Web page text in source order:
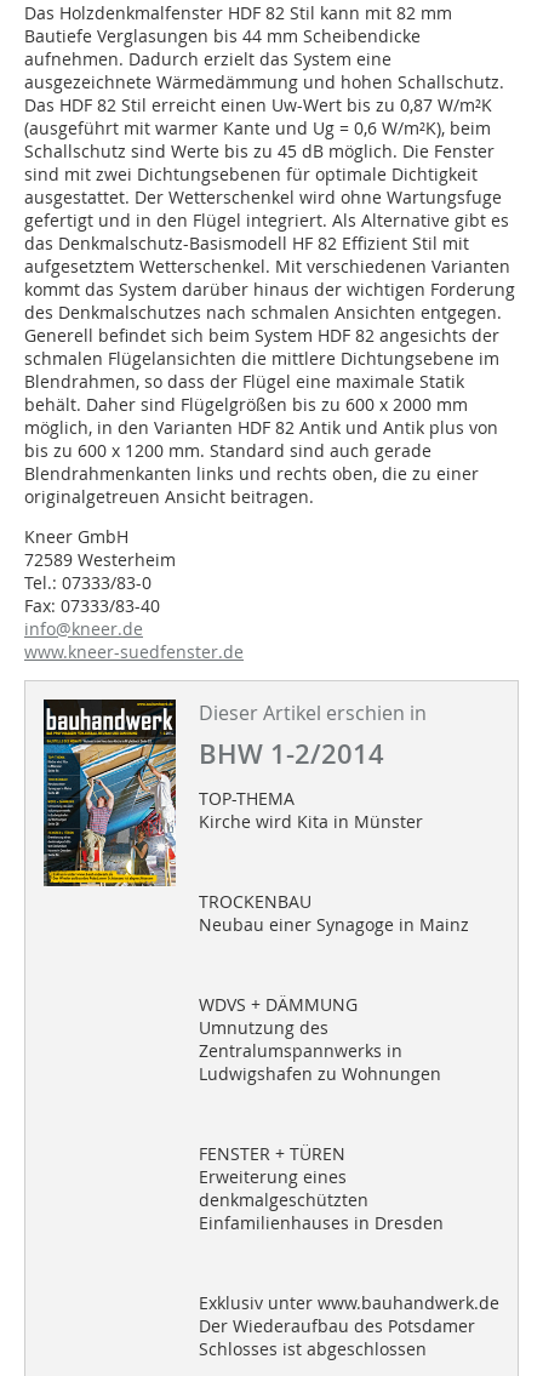
Das Holzdenkmalfenster HDF 82 Stil kann mit 82 mm
Bautiefe Verglasungen bis 44 mm Scheibendicke
aufnehmen. Dadurch erzielt das System eine
ausgezeichnete Wärmedämmung und hohen Schallschutz.
Das HDF 82 Stil erreicht einen Uw-Wert bis zu 0,87 W/m²K
(ausgeführt mit warmer Kante und Ug = 0,6 W/m²K), beim
Schallschutz sind Werte bis zu 45 dB möglich. Die Fenster
sind mit zwei Dichtungsebenen für optimale Dichtigkeit
ausgestattet. Der Wetterschenkel wird ohne Wartungsfuge
gefertigt und in den Flügel integriert. Als Alternative gibt es
das Denkmalschutz-Basismodell HF 82 Effizient Stil mit
aufgesetztem Wetterschenkel. Mit verschiedenen Varianten
kommt das System darüber hinaus der wichtigen Forderung
des Denkmalschutzes nach schmalen Ansichten entgegen.
Generell befindet sich beim System HDF 82 angesichts der
schmalen Flügelansichten die mittlere Dichtungsebene im
Blendrahmen, so dass der Flügel eine maximale Statik
behält. Daher sind Flügelgrößen bis zu 600 x 2000 mm
möglich, in den Varianten HDF 82 Antik und Antik plus von
bis zu 600 x 1200 mm. Standard sind auch gerade
Blendrahmenkanten links und rechts oben, die zu einer
originalgetreuen Ansicht beitragen.
Kneer GmbH
72589 Westerheim
Tel.: 07333/83-0
Fax: 07333/83-40
info@kneer.de
www.kneer-suedfenster.de
Dieser Artikel erschien in
BHW 1-2/2014
TOP-THEMA
Kirche wird Kita in Münster
TROCKENBAU
Neubau einer Synagoge in Mainz
WDVS + DÄMMUNG
Umnutzung des
Zentralumspannwerks in
Ludwigshafen zu Wohnungen
FENSTER + TÜREN
Erweiterung eines
denkmalgeschützten
Einfamilienhauses in Dresden
Exklusiv unter www.bauhandwerk.de
Der Wiederaufbau des Potsdamer
Schlosses ist abgeschlossen